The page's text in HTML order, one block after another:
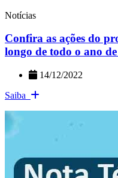
Notícias
Confira as ações do
longo de todo o ano
14/12/2022
Saiba